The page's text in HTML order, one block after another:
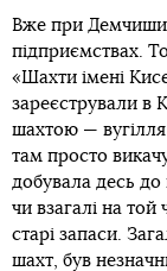
Вже при
підприємствах.
«Шахти імені
зареєстрували в
шахтою — вугілля
там просто
добувала десь до
чи взагалі на
старі запаси.
шахт, був